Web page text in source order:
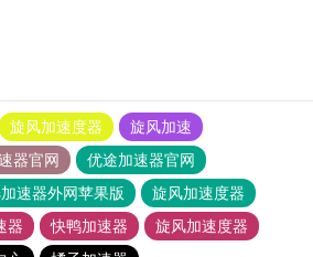
旋风加速度器
旋风加速
器官网
优途加速器官网
速器外网苹果版
旋风加速度器
器 快鸭加速器
旋风加速度器